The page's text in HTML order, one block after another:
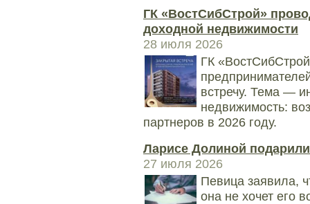
ГК «ВостСибСтрой»
доходной недвижимости
28 июля 2026
ГК
встречу. Тема —
недвижимость:
партнеров в 2026 году.
Ларисе Долиной
27 июля 2026
Певица заявила,
она не хочет его